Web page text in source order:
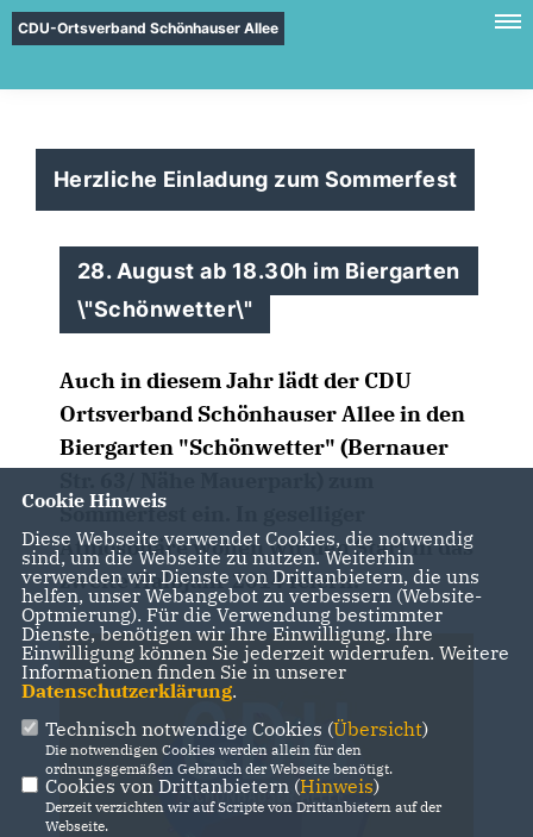
CDU-Ortsverband Schönhauser Allee
Herzliche Einladung zum Sommerfest
28. August ab 18.30h im Biergarten
\"Schönwetter\"
Auch in diesem Jahr lädt der CDU
Ortsverband Schönhauser Allee in den
Biergarten "Schönwetter" (Bernauer
Sommerfest ein. In geselliger
Atmosphäre wollen wir den Start in das
zweite Halbjahr 2014 feiern.
Cookie Hinweis
Diese Webseite verwendet Cookies, die notwendig
sind, um die Webseite zu nutzen. Weiterhin
verwenden wir Dienste von Drittanbietern, die uns
helfen, unser Webangebot zu verbessern (Website-
Optmierung). Für die Verwendung bestimmter
Dienste, benötigen wir Ihre Einwilligung. Ihre
Einwilligung können Sie jederzeit widerrufen. Weitere
Informationen finden Sie in unserer
Datenschutzerklärung.
Technisch notwendige Cookies (Übersicht)
Die notwendigen Cookies werden allein für den
ordnungsgemäßen Gebrauch der Webseite benötigt.
Cookies von Drittanbietern (Hinweis)
Derzeit verzichten wir auf Scripte von Drittanbietern auf der
Webseite.